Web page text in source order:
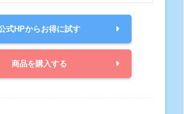
式HPからお得に試す
商品を購入する